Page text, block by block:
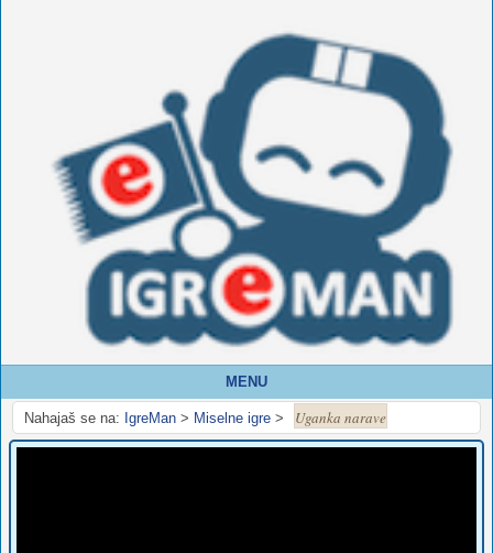
MENU
Nahajaš se na: IgreMan > Miselne igre > Uganka narave